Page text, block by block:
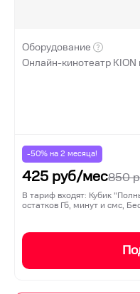
Оборудование
Онлайн-кинотеатр KION
-50% на 2 месяца!
425 руб/мес850
В тариф входят: Кубик
остатков Гб, минут и смс,